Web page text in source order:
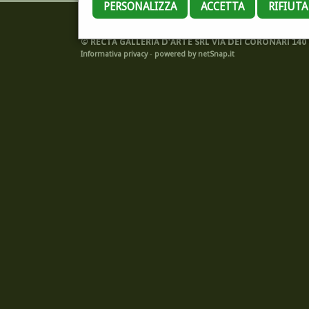
PERSONALIZZA ACCETTA
©RECTA GALLERIA D'ARTE SRL VIA DEI CORONARI
Informativa privacy- powered by netSnap.it